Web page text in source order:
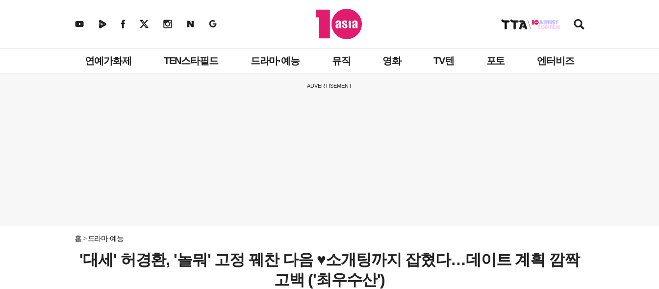
뉴
연예가화제 TEN스타필드 드라마·예능 뮤직 영화 TV텐 포토 엔터비즈
ADVERTISEMENT
홈 드라마·예능
'대세' 허경환, '놀뭐' 고정 꿰찬 다음 ♥소개팅까지 잡혔다…데이트 계획 깜짝
고백 ('최우수산')